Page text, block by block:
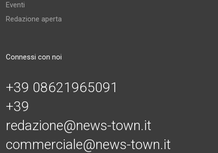
Eventi
Redazione aperta
Connessi con noi
+39 08621965091
+39
redazione@news-town.it
commerciale@news-town.it